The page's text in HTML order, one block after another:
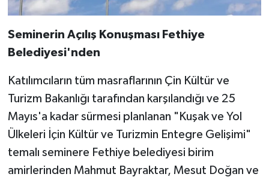
Seminerin Açılış Konuşması Fethiye
Belediyesi'nden
Katılımcıların tüm masraflarının Çin Kültür ve
Turizm Bakanlığı tarafından karşılandığı ve 25
Mayıs'a kadar sürmesi planlanan "Kuşak ve Yol
Ülkeleri İçin Kültür ve Turizmin Entegre Gelişimi"
temalı seminere Fethiye belediyesi birim
amirlerinden Mahmut Bayraktar, Mesut Doğan ve